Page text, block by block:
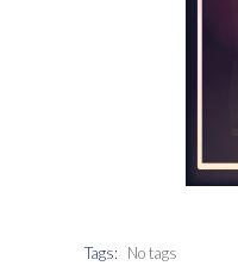
Tags: No tags